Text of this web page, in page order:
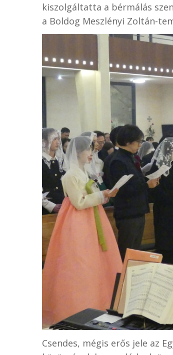
kiszolgáltatta a bérmálás
a Boldog Meszlényi Zoltán-
Csendes, mégis erős jele az